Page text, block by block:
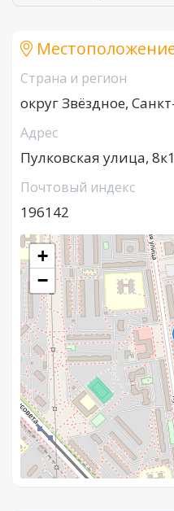
Страна и регион
округ Звёздное,
Адрес
Пулковская улица, 8к1
Почтовый индекс
196142
+
−